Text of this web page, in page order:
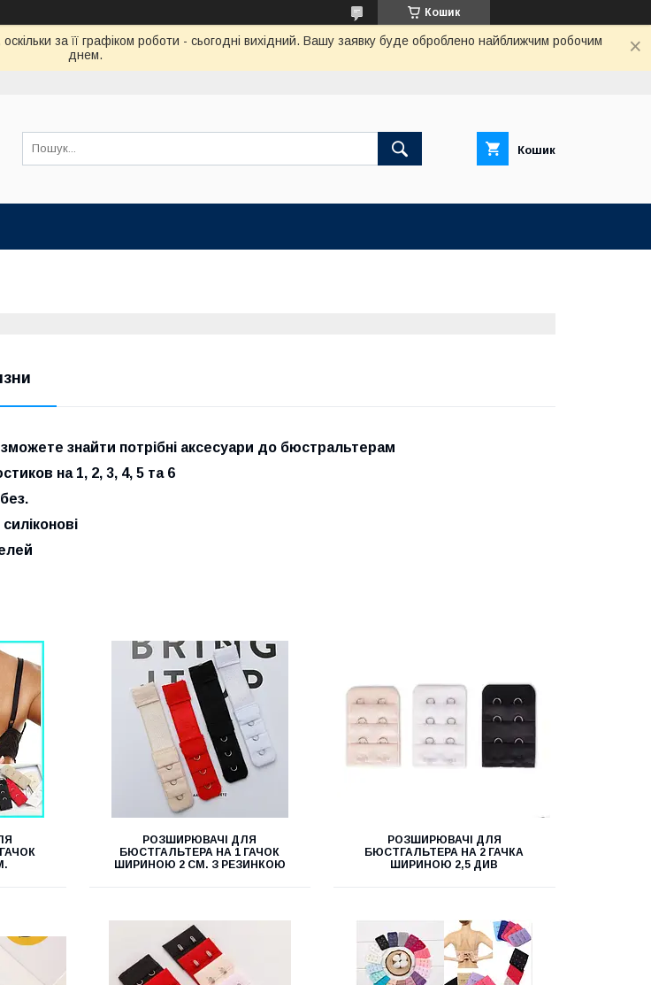
Кошик
за її графіком роботи - сьогодні вихідний. Вашу заявку буде оброблено найближчим робочим
днем.
Кошик
знайти потрібні аксесуари до бюстральтерам
на 1, 2, 3, 4, 5 та 6
РОЗШИРЮВАЧІ ДЛЯ
БЮСТГАЛЬТЕРА НА 1 ГАЧОК
ШИРИНОЮ 2 СМ. З РЕЗИНКОЮ
РОЗШИРЮВАЧІ ДЛЯ
БЮСТГАЛЬТЕРА НА 2 ГАЧКА
ШИРИНОЮ 2,5 ДИВ